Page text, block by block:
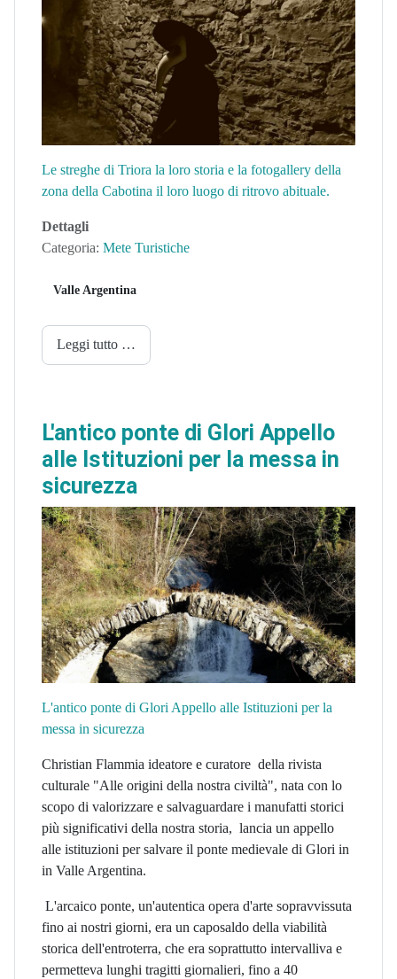
Le streghe di Triora la loro storia e la fotogallery della
zona della Cabotina il loro luogo di ritrovo abituale.
Dettagli
Categoria: Mete Turistiche
Valle Argentina
Leggi tutto …
L'antico ponte di Glori Appello
alle Istituzioni per la messa in
sicurezza
L'antico ponte di Glori Appello alle Istituzioni per la
messa in sicurezza
Christian Flammia ideatore e curatore della rivista
culturale "Alle origini della nostra civiltà", nata con lo
scopo di valorizzare e salvaguardare i manufatti storici
più significativi della nostra storia, lancia un appello
alle istituzioni per salvare il ponte medievale di Glori in
in Valle Argentina.
L'arcaico ponte, un'autentica opera d'arte sopravvissuta
fino ai nostri giorni, era un caposaldo della viabilità
storica dell'entroterra, che era soprattutto intervalliva e
permetteva lunghi tragitti giornalieri, fino a 40